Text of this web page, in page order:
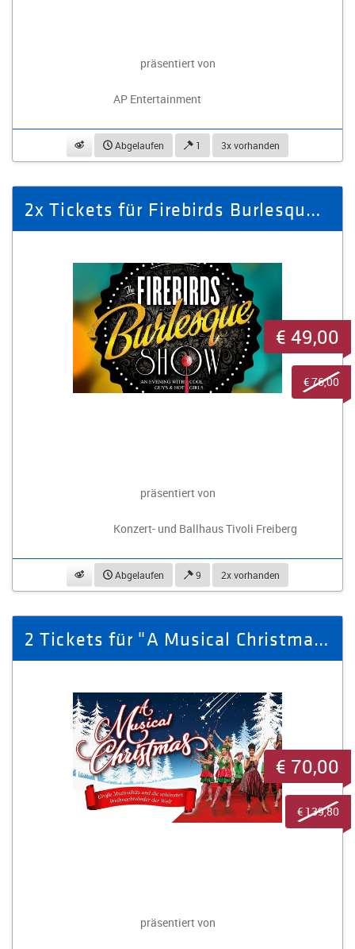
präsentiert von
AP Entertainment
beobachtenAbgelaufen 1 3x vorhanden
2x Tickets für Firebirds Burlesque Show am 27.03.2026
präsentiert von
Konzert- und Ballhaus Tivoli Freiberg
beobachtenAbgelaufen 9 2x vorhanden
€ 49,00
€ 76,00
2 Tickets für "A Musical Christmas" am 22.12.2025 in Annaberg-Buchholz
präsentiert von
€ 70,00
€ 139,80